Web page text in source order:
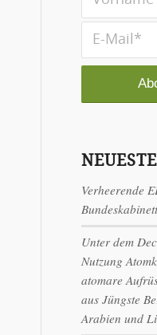
Verheerende
Unter dem
Nutzung
atomare
aus Jüngste
Arabien und